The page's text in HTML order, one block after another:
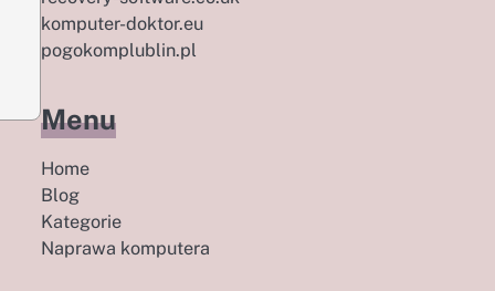
komputer-doktor.eu
pogokomplublin.pl
Menu
Home
Blog
Kategorie
Naprawa komputera